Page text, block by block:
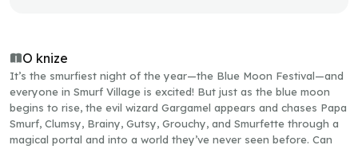
O knize
It’s the smurfiest night of the year—the Blue Moon Festival—and
everyone in Smurf Village is excited! But just as the blue moon
begins to rise, the evil wizard Gargamel appears and chases Papa
Smurf, Clumsy, Brainy, Gutsy, Grouchy, and Smurfette through a
magical portal and into a world they’ve never seen before. Can